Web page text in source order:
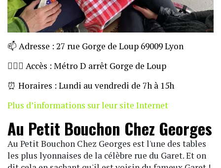
📫 Adresse : 27 rue Gorge de Loup 69009 Lyon
🏃🏼‍♀️ Accès : Métro D arrêt Gorge de Loup
⏰ Horaires : Lundi au vendredi de 7h à 15h
Plus d’informations sur leur site Internet
Au Petit Bouchon Chez Georges
Au Petit Bouchon Chez Georges est l'une des tables
les plus lyonnaises de la célèbre rue du Garet. Et on